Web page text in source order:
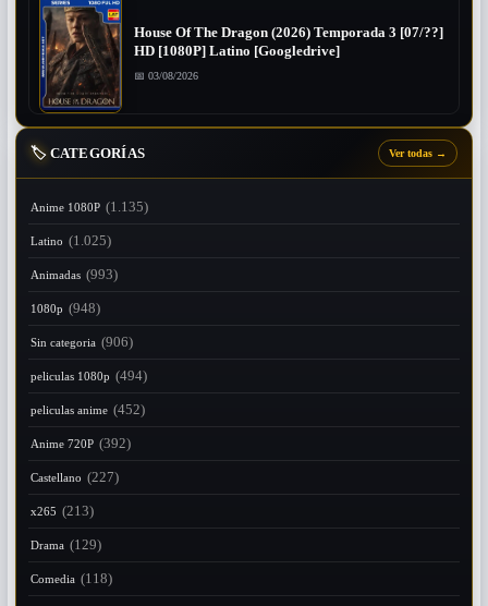
House Of The Dragon (2026) Temporada 3 [07/??]
HD [1080P] Latino [Googledrive]
📅 03/08/2026
🏷️CATEGORÍAS Ver todas →
Anime 1080P (1.135)
Latino (1.025)
Animadas (993)
1080p (948)
Sin categoria (906)
peliculas 1080p (494)
peliculas anime (452)
Anime 720P (392)
Castellano (227)
x265 (213)
Drama (129)
Comedia (118)